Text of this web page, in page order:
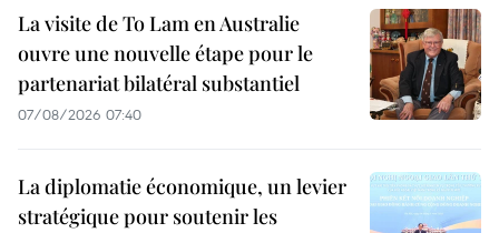
La visite de To Lam en Australie
ouvre une nouvelle étape pour le
partenariat bilatéral substantiel
07/08/2026 07:40
La diplomatie économique, un levier
stratégique pour soutenir les